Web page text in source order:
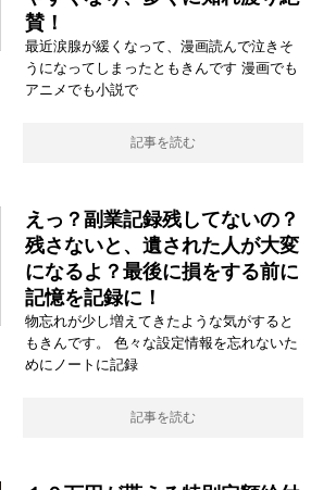
賛！
最近涙腺が緩くなって、漫画読んで泣きそ
うになってしまったともきんです 漫画でも
アニメでも小説で
記事を読む
えっ？副業記録残してないの？
残さないと、遺された人が大変
になるよ？最後に損をする前に
記憶を記録に！
物忘れが少し増えてきたような気がすると
もきんです。 色々な設定情報を忘れないた
めにノートに記録
記事を読む